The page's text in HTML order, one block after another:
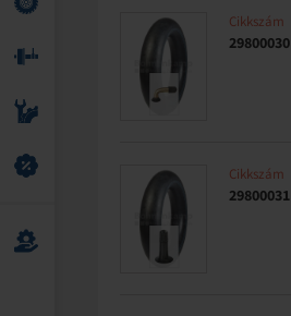
Cikkszám
29800030
Cikkszám
29800031